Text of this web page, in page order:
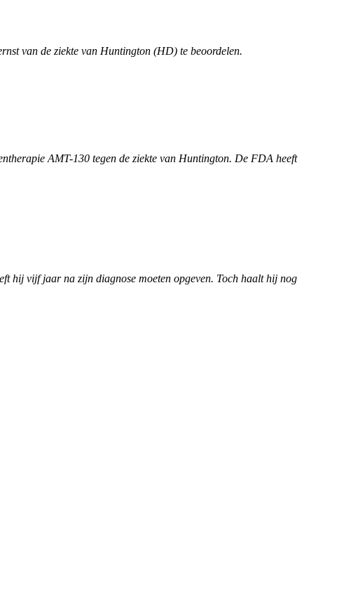
van de ziekte van Huntington (HD) te beoordelen.
AMT-130 tegen de ziekte van Huntington. De FDA heeft
hij vijf jaar na zijn diagnose moeten opgeven. Toch haalt hij nog